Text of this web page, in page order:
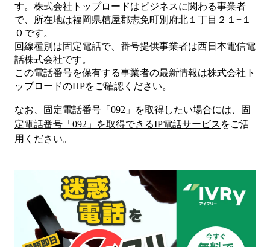
す。 株式会社トップロードは ビジネスに関わる事業者
で、所在地は福岡県糟屋郡志免町別府北１丁目２１−１
０ です。
回線種別は固定電話で、番号提供事業者は西日本電信電
話株式会社です。
この電話番号を保有する事業者の最新情報は株式会社ト
ップロードのHPをご確認ください。
なお、固定電話番号「 092 」を取得したい場合には、
固
定電話番号「 092 」を取得できるIP電話サービス をご活
用ください。